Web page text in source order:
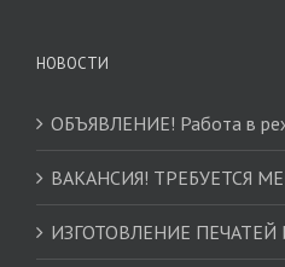
НОВОСТИ
ОБЪЯВЛЕНИЕ! Работа в
ВАКАНСИЯ! ТРЕБУЕТСЯ
ИЗГОТОВЛЕНИЕ